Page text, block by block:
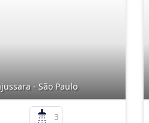
- São Paulo
3